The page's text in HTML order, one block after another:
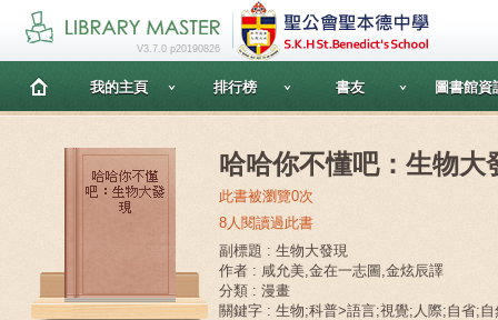
V3.7.0 p20190826
我的主頁 排行榜 書友 圖書館資
哈哈你不懂吧：生物大
此書被瀏覽0次
8人閱讀過此書
副標題 : 生物大發現
作者 : 咸允美,金在一志圖,金炫辰譯
分類 : 漫畫
關鍵字 : 生物;科普>語言;視覺;人際;自省;自